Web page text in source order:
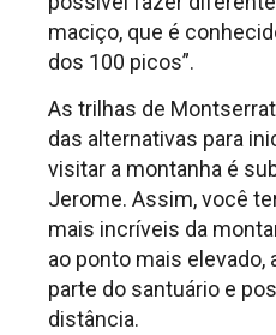
maciço, que é
dos 100 picos”.
As trilhas de
das alternativas para
visitar a montanha é
Jerome. Assim, você
mais incríveis da
ao ponto mais elevado,
parte do santuário e
distância.